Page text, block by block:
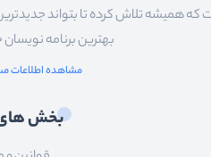
تلاش کرده تا بتواند جدیدترین
بهترین برنامه
مشاهده اطلاعات
بخش